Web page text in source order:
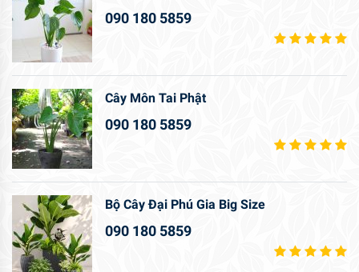
090 180 5859
Cây Môn Tai Phật
090 180 5859
Bộ Cây Đại Phú Gia Big Size
090 180 5859